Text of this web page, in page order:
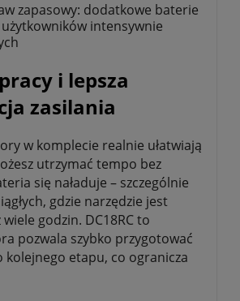
zapasowy: dodatkowe baterie
intensywnie
i lepsza
zasilania
w komplecie realnie ułatwiają
utrzymać tempo bez
się naładuje – szczególnie
gdzie narzędzie jest
godzin. DC18RC to
pozwala szybko przygotować
etapu, co ogranicza